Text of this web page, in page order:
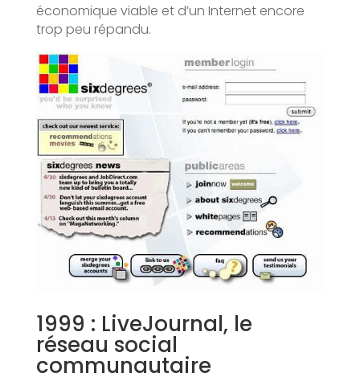
économique viable et d’un Internet encore
trop peu répandu.
1999 : LiveJournal, le
réseau social
communautaire